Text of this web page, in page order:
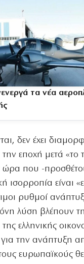
τα νέα
δεν έχει
εποχή μετά «το
ώρα που -
ισορροπία είναι
ρυθμοί
λύση βλέπουν
της ελληνικής
για την ανάπτυξη
ευρωπαϊκούς